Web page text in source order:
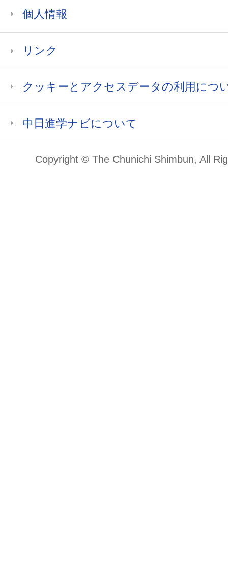
個人情報
リンク
クッキーとアクセスデータの利用につ
中日進学ナビについて
Copyright © The Chunichi Shimbun, All